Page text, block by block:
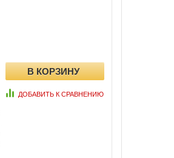
ДОБАВИТЬ К СРАВНЕНИЮ